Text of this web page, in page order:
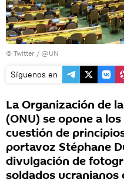
© Twitter / @UN
Síguenos en
La Organización de
(ONU) se opone a
cuestión de
portavoz Stéphane
divulgación de
soldados ucranianos